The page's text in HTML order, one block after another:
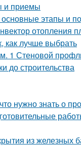
и приемы
основные этапы и
отопления
лучше выбрать
1 Стеновой
до строительства
нужно знать о
из железных